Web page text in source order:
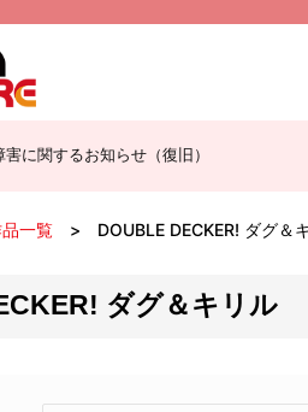
に関するお知らせ（復旧）
一覧 DOUBLE DECKER! ダグ＆
ダグ＆キリル